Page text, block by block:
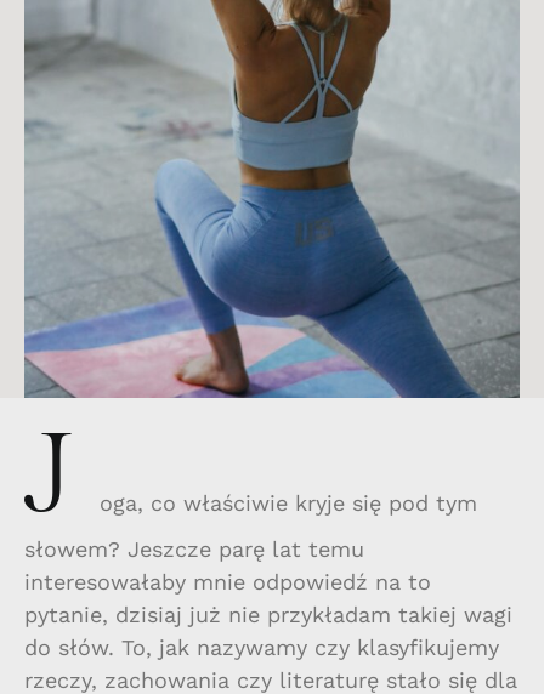
J
oga, co właściwie kryje się pod tym
słowem? Jeszcze parę lat temu
interesowałaby mnie odpowiedź na to
pytanie, dzisiaj już nie przykładam takiej wagi
do słów. To, jak nazywamy czy klasyfikujemy
rzeczy, zachowania czy literaturę stało się dla